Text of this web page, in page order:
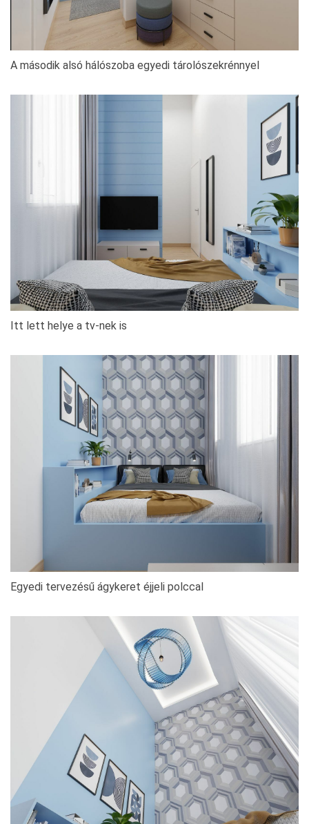
A második alsó hálószoba egyedi tárolószekrénnyel
Itt lett helye a tv-nek is
Egyedi tervezésű ágykeret éjjeli polccal